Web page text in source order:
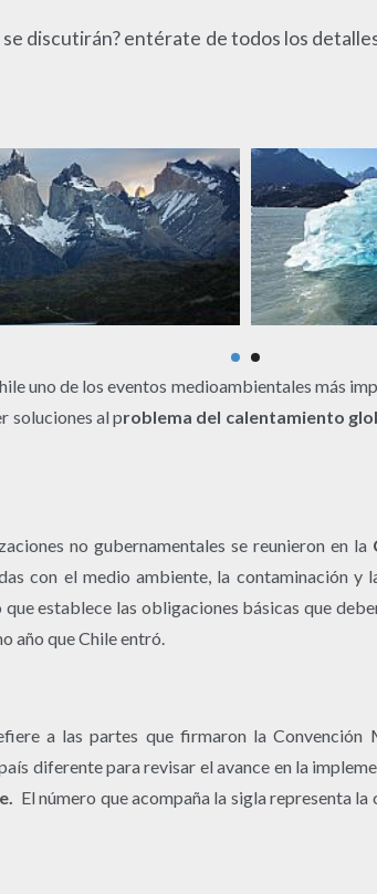
se discutirán? entérate de todos los
uno de los eventos medioambientales más
soluciones al problema del calentamiento
no gubernamentales se reunieron en la
con el medio ambiente, la contaminación y
que establece las obligaciones básicas que
año que Chile entró.
a las partes que firmaron la
diferente para revisar el avance en la
El número que acompaña la sigla representa